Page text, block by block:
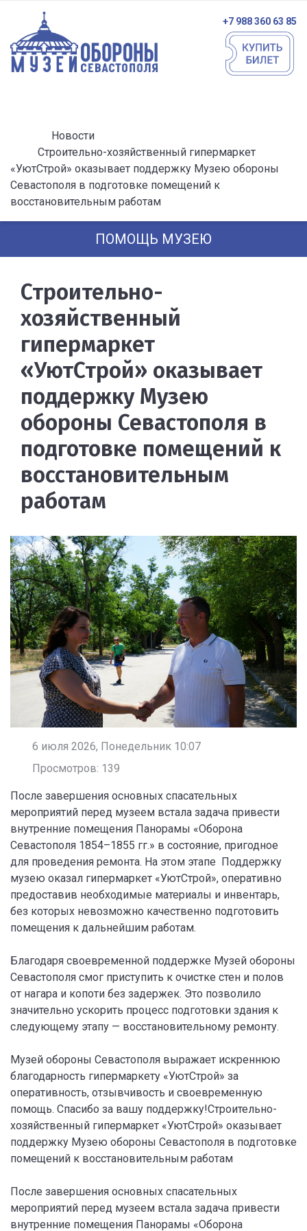
+7 988 360 63 85
Новости
Строительно-хозяйственный гипермаркет
«УютСтрой» оказывает поддержку Музею обороны
Севастополя в подготовке помещений к
восстановительным работам
ПОМОЩЬ МУЗЕЮ
Строительно-
хозяйственный
гипермаркет
«УютСтрой» оказывает
поддержку Музею
обороны Севастополя в
подготовке помещений к
восстановительным
работам
6 июля 2026, Понедельник 10:07
Просмотров: 139
После завершения основных спасательных
мероприятий перед музеем встала задача привести
внутренние помещения Панорамы «Оборона
Севастополя 1854–1855 гг.» в состояние, пригодное
для проведения ремонта. На этом этапе Поддержку
музею оказал гипермаркет «УютСтрой», оперативно
предоставив необходимые материалы и инвентарь,
без которых невозможно качественно подготовить
помещения к дальнейшим работам.
Благодаря своевременной поддержке Музей обороны
Севастополя смог приступить к очистке стен и полов
от нагара и копоти без задержек. Это позволило
значительно ускорить процесс подготовки здания к
следующему этапу — восстановительному ремонту.
Музей обороны Севастополя выражает искреннюю
благодарность гипермаркету «УютСтрой» за
оперативность, отзывчивость и своевременную
помощь. Спасибо за вашу поддержку!Строительно-
хозяйственный гипермаркет «УютСтрой» оказывает
поддержку Музею обороны Севастополя в подготовке
помещений к восстановительным работам
После завершения основных спасательных
мероприятий перед музеем встала задача привести
внутренние помещения Панорамы «Оборона